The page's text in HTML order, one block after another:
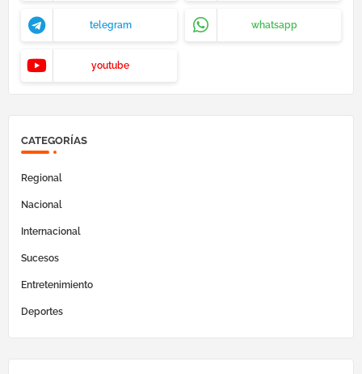
telegram whatsapp
youtube
CATEGORÍAS
Regional
Nacional
Internacional
Sucesos
Entretenimiento
Deportes